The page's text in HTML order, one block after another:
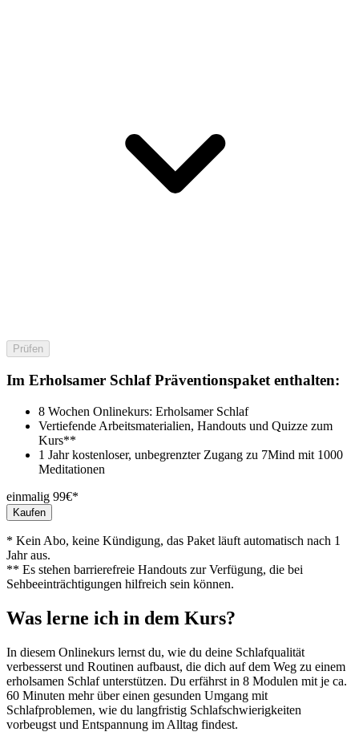
Prüfen
Im Erholsamer Schlaf Präventionspaket enthalten:
8 Wochen Onlinekurs: Erholsamer Schlaf
Vertiefende Arbeitsmaterialien, Handouts und Quizze zum
Kurs**
1 Jahr kostenloser, unbegrenzter Zugang zu 7Mind mit 1000
Meditationen
einmalig 99€*
Kaufen
* Kein Abo, keine Kündigung, das Paket läuft automatisch nach 1
Jahr aus.
** Es stehen barrierefreie Handouts zur Verfügung, die bei
Sehbeeinträchtigungen hilfreich sein können.
Was lerne ich in dem Kurs?
In diesem Onlinekurs lernst du, wie du deine Schlafqualität
verbesserst und Routinen aufbaust, die dich auf dem Weg zu einem
erholsamen Schlaf unterstützen. Du erfährst in 8 Modulen mit je ca.
60 Minuten mehr über einen gesunden Umgang mit
Schlafproblemen, wie du langfristig Schlafschwierigkeiten
vorbeugst und Entspannung im Alltag findest.